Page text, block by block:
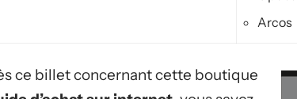
Arcos
ce billet concernant cette boutique